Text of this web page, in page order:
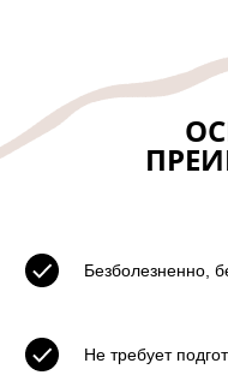
Безболезненно,
Не требует